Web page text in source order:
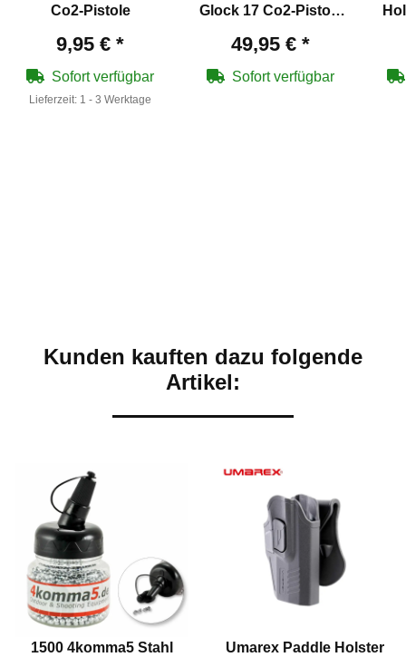
Co2-Pistole
9,95 € *
Sofort verfügbar
Lieferzeit: 1 - 3 Werktage
Glock 17 Co2-Pistole
BB/Diabolo Blowback
49,95 € *
Sofort verfügbar
Kunden kauften dazu folgende
Artikel:
1500 4komma5 Stahl
Umarex Paddle Holster